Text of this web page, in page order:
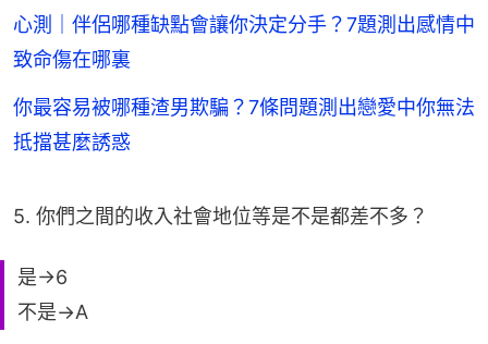
心測｜伴侶哪種缺點會讓你決定分手？7題測出感情中
致命傷在哪裏
你最容易被哪種渣男欺騙？7條問題測出戀愛中你無法
抵擋甚麼誘惑
5. 你們之間的收入社會地位等是不是都差不多？
是→6
不是→A